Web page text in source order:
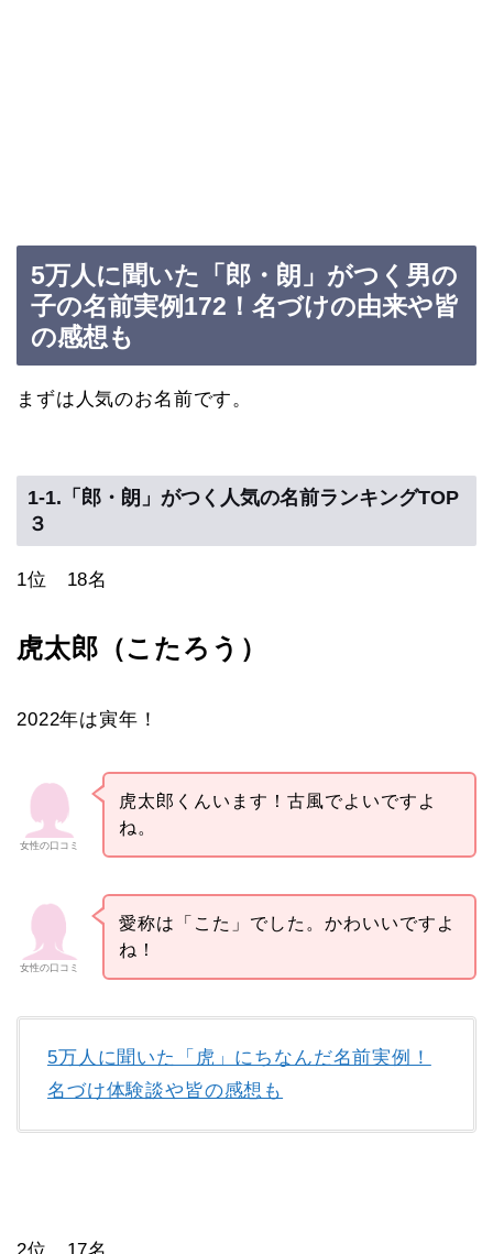
5万人に聞いた「郎・朗」がつく男の
子の名前実例172！名づけの由来や皆
の感想も
まずは人気のお名前です。
1-1.「郎・朗」がつく人気の名前ランキングTOP
３
1位 18名
虎太郎（こたろう）
2022年は寅年！
女性の口コミ
虎太郎くんいます！古風でよいですよ
ね。
女性の口コミ
愛称は「こた」でした。かわいいですよ
ね！
5万人に聞いた「虎」にちなんだ名前実例！
名づけ体験談や皆の感想も
2位 17名